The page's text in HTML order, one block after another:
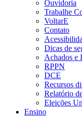
Ouvidoria
Trabalhe
VoltarE
Contato
Dicas de
Achados e
RPPN
DCE
Recursos
Relatório
Eleições
Ensino